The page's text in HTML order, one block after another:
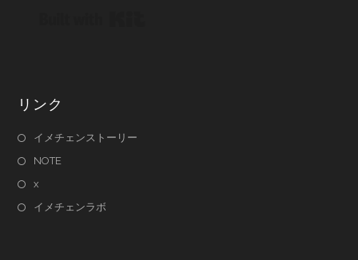
リンク
イメチェンストーリー
NOTE
x
イメチェンラボ